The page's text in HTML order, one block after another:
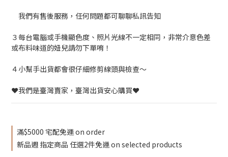
我們有售後服務，任何問題都可聊聊私訊告知
３每台電腦或手機顯色度、照片光線不一定相同，非常介意色差
或布料味道的妞兒請勿下單唷！
４小幫手出貨都會很仔細修剪線頭與檢查～
❤️我們是臺灣賣家，臺灣出貨安心購買❤️
滿$5000 宅配免運 on order
新品週 指定商品 任選2件免運 on selected products